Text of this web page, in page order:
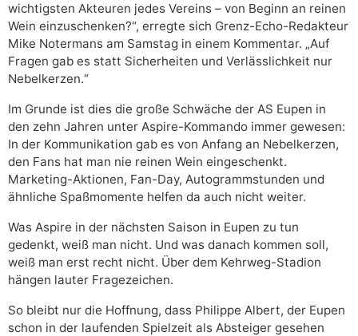
wichtigsten Akteuren jedes Vereins – von Beginn an reinen
Wein einzuschenken?“, erregte sich Grenz-Echo-Redakteur
Mike Notermans am Samstag in einem Kommentar. „Auf
Fragen gab es statt Sicherheiten und Verlässlichkeit nur
Nebelkerzen.“
Im Grunde ist dies die große Schwäche der AS Eupen in
den zehn Jahren unter Aspire-Kommando immer gewesen:
In der Kommunikation gab es von Anfang an Nebelkerzen,
den Fans hat man nie reinen Wein eingeschenkt.
Marketing-Aktionen, Fan-Day, Autogrammstunden und
ähnliche Spaßmomente helfen da auch nicht weiter.
Was Aspire in der nächsten Saison in Eupen zu tun
gedenkt, weiß man nicht. Und was danach kommen soll,
weiß man erst recht nicht. Über dem Kehrweg-Stadion
hängen lauter Fragezeichen.
So bleibt nur die Hoffnung, dass Philippe Albert, der Eupen
schon in der laufenden Spielzeit als Absteiger gesehen